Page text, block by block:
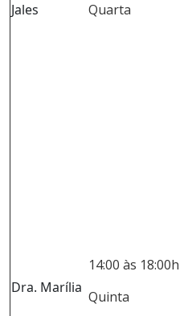
Jales
Quarta
Dra. Marília
14:00 às 18:00h
Quinta